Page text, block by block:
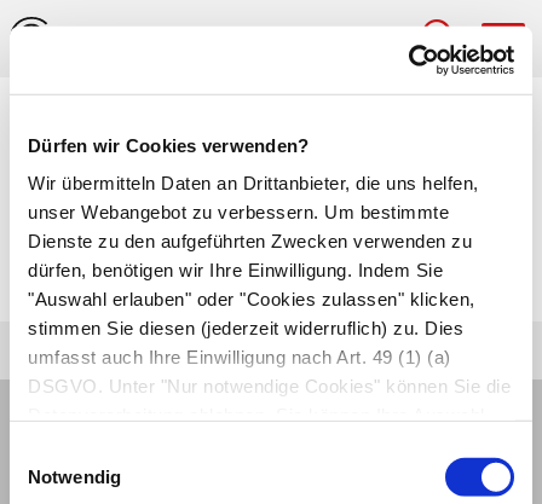
Dürfen wir Cookies verwenden?
Wir übermitteln Daten an Drittanbieter, die uns helfen,
unser Webangebot zu verbessern. Um bestimmte
Dienste zu den aufgeführten Zwecken verwenden zu
dürfen, benötigen wir Ihre Einwilligung. Indem Sie
"Auswahl erlauben" oder "Cookies zulassen" klicken,
stimmen Sie diesen (jederzeit widerruflich) zu. Dies
umfasst auch Ihre Einwilligung nach Art. 49 (1) (a)
DSGVO. Unter "Nur notwendige Cookies" können Sie die
Notwendig
Trümmerbruch
Verletzung eines Knochens, bei der dieser in
mehr als sechs Knochenbruchstücke zerfällt.